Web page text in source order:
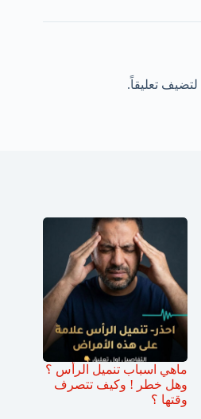
لتضيف تعليقاً.
ماهي اسباب تنميل الرأس ؟
وهل خطر ! وكيف تتصرف
وقتها ؟